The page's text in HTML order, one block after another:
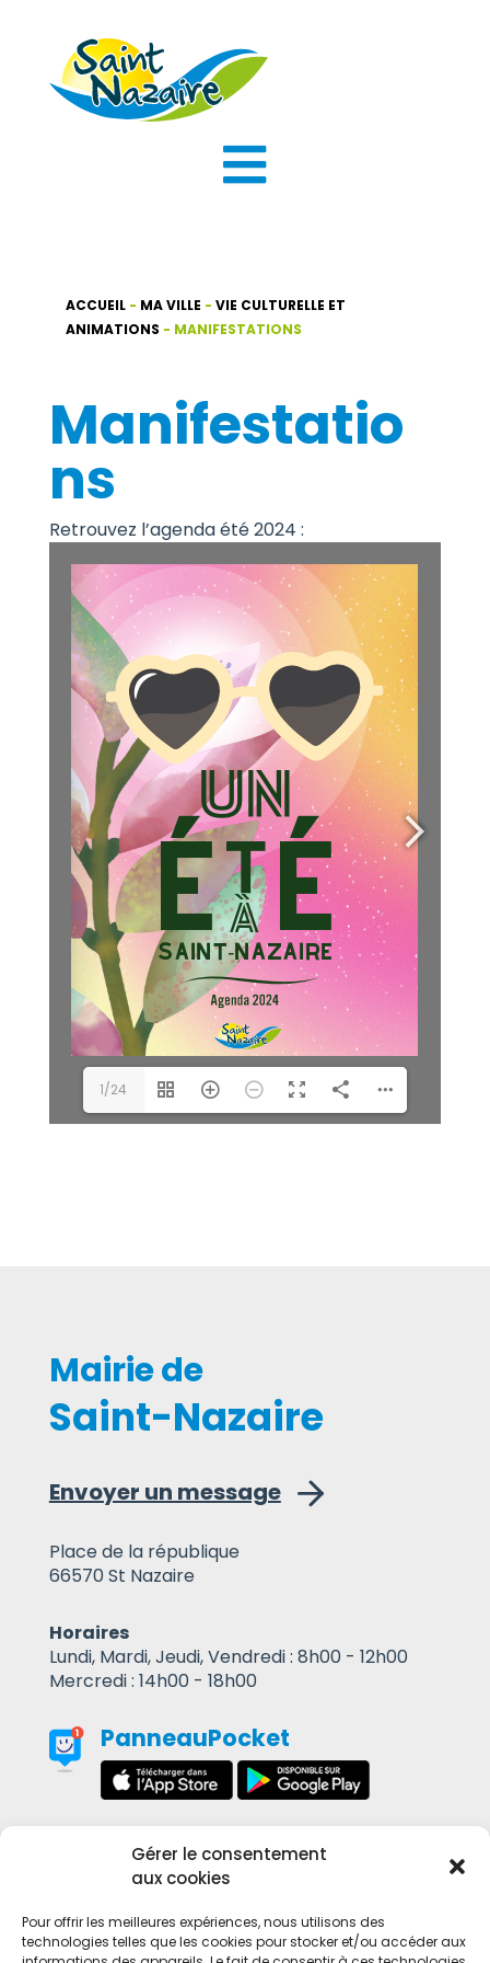
Gérer le consentement
aux cookies
Pour offrir les meilleures expériences, nous utilisons des
technologies telles que les cookies pour stocker et/ou accéder aux

ACCUEIL- MA VILLE - VIE CULTURELLE ET
ANIMATIONS - MANIFESTATIONS
Manifestatio
ns
Retrouvez l’agenda été 2024 :
1/24
Mairie de
Saint-Nazaire
Envoyer un message
Place de la république
66570 St Nazaire
Horaires
Lundi, Mardi, Jeudi, Vendredi : 8h00 - 12h00
Mercredi : 14h00 - 18h00
PanneauPocket
Contact